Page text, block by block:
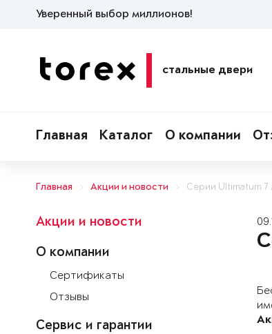
Уверенный выбор миллионов!
стальные двери
Главная Каталог О компании
Главная Акции и новости Серии Ultimatum 7
Акции и новости
О компании
Сертификаты
Отзывы
Сервис и гарантии